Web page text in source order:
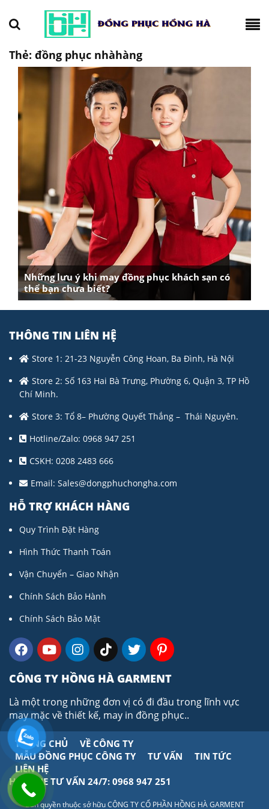
Thẻ: đồng phục nhàhàng
Những lưu ý khi may đồng phục khách sạn có
thể bạn chưa biết?
THÔNG TIN LIÊN HỆ
Store 1: 21-23 Nguyễn Công Hoan, Ba Đình, Hà Nội
Store 2: Số 163 Hai Bà Trưng, Phường 6, Quận 3, TP Hồ
Chí Minh.
Store 3: Tổ 8– Phường Quyết Thắng – Thái Nguyên.
Hotline/Zalo: 0968 947 251
CSKH: 0208 2483 666
Email: Sales@dongphuchongha.com
HỖ TRỢ KHÁCH HÀNG
Quy Trình Đặt Hàng
Hình Thức Thanh Toán
Vận Chuyển – Giao Nhận
Chính Sách Bảo Hành
Chính Sách Bảo Mật
CÔNG TY HỒNG HÀ GARMENT
Là một trong những đơn vị có đi đầu trong lĩnh vực
may mặc về thiết kế, may in đồng phục..
TRANG CHỦ
VỀ CÔNG TY
MẪU ĐỒNG PHỤC CÔNG TY
TƯ VẤN
TIN TỨC
LIÊN HỆ
HOTLINE TƯ VẤN 24/7: 0968 947 251
Bản quyền thuộc sở hữu CÔNG TY CỔ PHẦN HỒNG HÀ GARMENT